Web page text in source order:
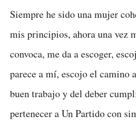
Siempre he sido una mujer
mis principios, ahora una vez
convoca, me da a escoger,
parece a mí, escojo el camino
buen trabajo y del deber
pertenecer a Un Partido con